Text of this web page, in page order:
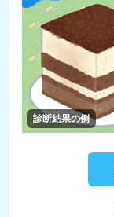
診断結果の例